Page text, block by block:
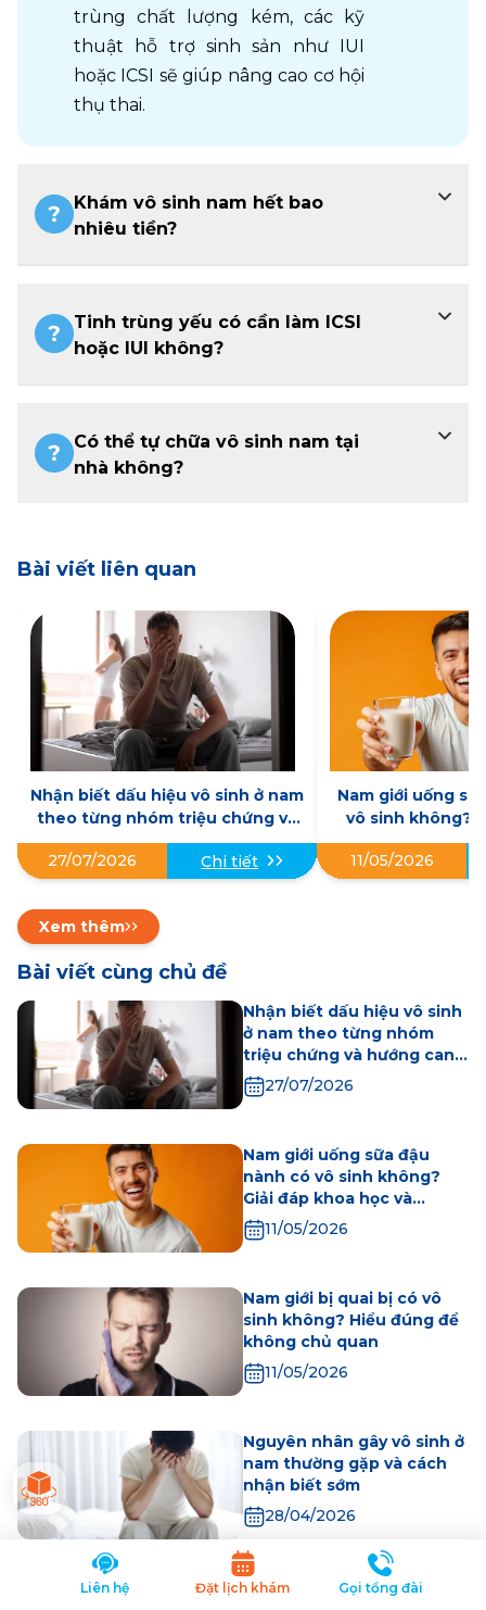
trùng chất lượng kém, các kỹ
thuật hỗ trợ sinh sản như IUI
hoặc ICSI sẽ giúp nâng cao cơ hội
thụ thai.
Khám vô sinh nam hết bao
nhiêu tiền?
Tinh trùng yếu có cần làm ICSI
hoặc IUI không?
Có thể tự chữa vô sinh nam tại
nhà không?
Bài viết liên quan
Nhận biết dấu hiệu vô sinh ở nam
theo từng nhóm triệu chứng và
hướng can thiệp hiệu quả
27/07/2026
Chi tiết
Nam giới uống
vô sinh không?
học và những
11/05/2026
Xem thêm
Bài viết cùng chủ đề
Nhận biết dấu hiệu vô sinh
ở nam theo từng nhóm
triệu chứng và hướng can
thiệp hiệu quả
27/07/2026
Nam giới uống sữa đậu
nành có vô sinh không?
Giải đáp khoa học và
những điều cần biết
11/05/2026
Nam giới bị quai bị có vô
sinh không? Hiểu đúng để
không chủ quan
11/05/2026
Nguyên nhân gây vô sinh ở
nam thường gặp và cách
nhận biết sớm
28/04/2026
Xem thêm
Liên hệ Đặt lịch khám Gọi tổng đài